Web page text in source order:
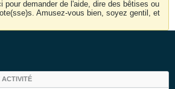
pour demander de l'aide, dire des bêtises ou
Amusez-vous bien, soyez gentil, et
ACTIVITÉ